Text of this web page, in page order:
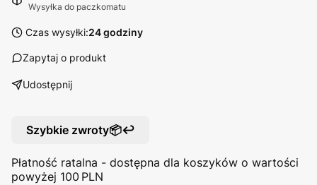
Wysyłka do paczkomatu
Czas wysyłki:24 godziny
Zapytaj o produkt
Udostępnij
Szybkie zwroty📦↩️
Płatność ratalna - dostępna dla koszyków o wartości
powyżej 100 PLN